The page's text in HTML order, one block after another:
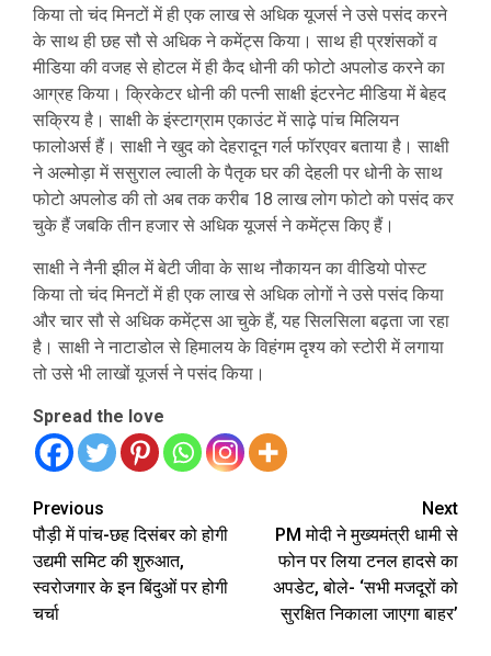
किया तो चंद मिनटों में ही एक लाख से अधिक यूजर्स ने उसे पसंद करने
के साथ ही छह सौ से अधिक ने कमेंट्स किया। साथ ही प्रशंसकों व
मीडिया की वजह से होटल में ही कैद धोनी की फोटो अपलोड करने का
आग्रह किया। क्रिकेटर धोनी की पत्नी साक्षी इंटरनेट मीडिया में बेहद
सक्रिय है। साक्षी के इंस्टाग्राम एकाउंट में साढ़े पांच मिलियन
फालोअर्स हैं। साक्षी ने खुद को देहरादून गर्ल फॉरएवर बताया है। साक्षी
ने अल्मोड़ा में ससुराल ल्वाली के पैतृक घर की देहली पर धोनी के साथ
फोटो अपलोड की तो अब तक करीब 18 लाख लोग फोटो को पसंद कर
चुके हैं जबकि तीन हजार से अधिक यूजर्स ने कमेंट्स किए हैं।
साक्षी ने नैनी झील में बेटी जीवा के साथ नौकायन का वीडियो पोस्ट
किया तो चंद मिनटों में ही एक लाख से अधिक लोगों ने उसे पसंद किया
और चार सौ से अधिक कमेंट्स आ चुके हैं, यह सिलसिला बढ़ता जा रहा
है। साक्षी ने नाटाडोल से हिमालय के विहंगम दृश्य को स्टोरी में लगाया
तो उसे भी लाखों यूजर्स ने पसंद किया।
Spread the love
Continue
Reading
Previous
पौड़ी में पांच-छह दिसंबर को होगी
उद्यमी समिट की शुरुआत,
स्वरोजगार के इन बिंदुओं पर होगी
चर्चा
Next
PM मोदी ने मुख्यमंत्री धामी से
फोन पर लिया टनल हादसे का
अपडेट, बोले- ‘सभी मजदूरों को
सुरक्षित निकाला जाएगा बाहर’